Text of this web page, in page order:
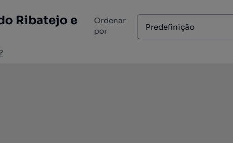
Ribatejo e
Ordenar
por
Predefinição